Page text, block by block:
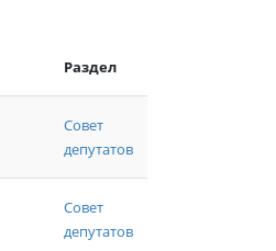
Раздел
Совет
депутатов
Совет
депутатов